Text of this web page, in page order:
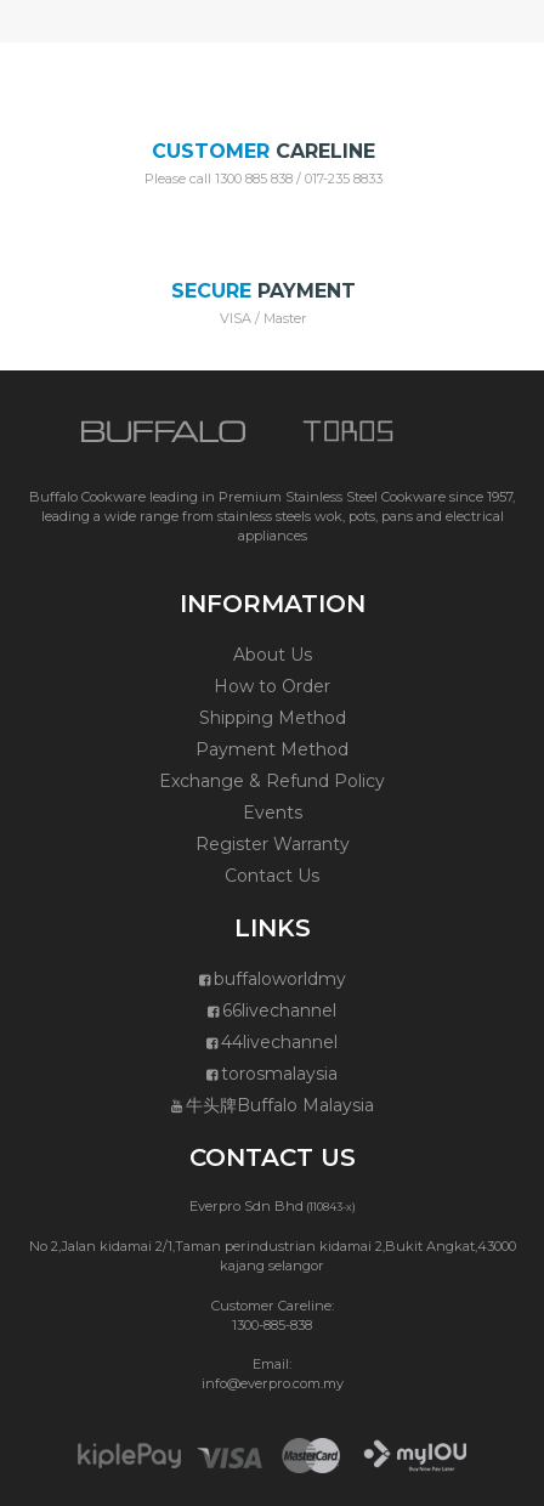
CUSTOMERCARELINE
Please call 1300 885 838 / 017-235 8833
SECUREPAYMENT
VISA / Master
Buffalo Cookware leading in Premium Stainless Steel Cookware since 1957,
leading a wide range from stainless steels wok, pots, pans and electrical
appliances
INFORMATION
About Us
How to Order
Shipping Method
Payment Method
Exchange & Refund Policy
Events
Register Warranty
Contact Us
LINKS
buffaloworldmy
66livechannel
44livechannel
torosmalaysia
牛头牌Buffalo Malaysia
CONTACT US
Everpro Sdn Bhd (110843-x)
No 2,Jalan kidamai 2/1,Taman perindustrian kidamai 2,Bukit Angkat,43000
kajang selangor
Customer Careline:
1300-885-838
Email:
info@everpro.com.my